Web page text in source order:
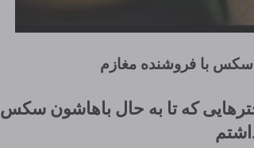
با فروشنده مغازم
که تا به حال باهاشون سکس